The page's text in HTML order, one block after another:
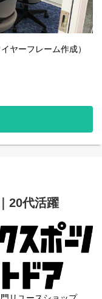
感謝していただける
す。
立つスキルが成長し
成長を実感しやすい
貢献している実感を
き、次のキャリアに
た「本当に必要な案
ヤーフレーム作成）
UX改善・PDCA体制
の販促プロモーショ
、考えていただいた
って業務を遂行いた
ったときには相談しな
ルを目指す社風なの
うなことはありませ
め、仕事を通じてリユ
20代活躍